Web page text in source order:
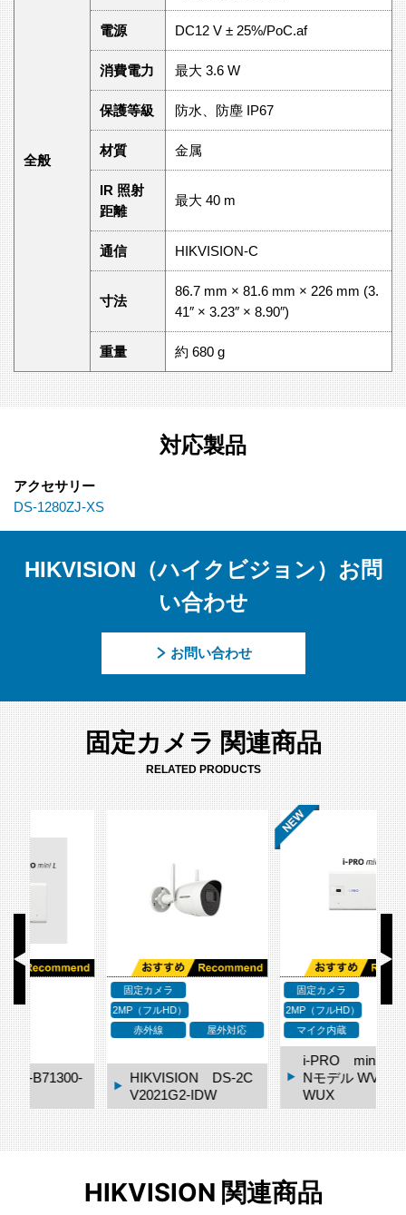
全般
電源 DC12 V ± 25%/PoC.af
消費電力 最大 3.6 W
保護等級 防水、防塵 IP67
材質 金属
IR 照射
距離
最大 40 m
通信 HIKVISION-C
寸法
86.7 mm × 81.6 mm × 226 mm (3.
41″ × 3.23″ × 8.90″)
重量 約 680 g
対応製品
アクセサリー
DS-1280ZJ-XS
HIKVISION（ハイクビジョン）お問
い合わせ
お問い合わせ
固定カメラ 関連商品
RELATED PRODUCTS
固定カメラ
2MP（フルHD）
マイク内蔵
i-PRO mini 無線LA
Nモデル WV-S7130
固定カメラ
2MP（フルHD）
WDR
マイク内蔵
Canon VB-S910F
HIKVISION 関連商品